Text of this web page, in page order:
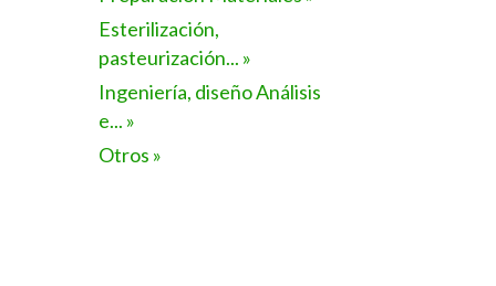
Esterilización,
pasteurización... »
Ingeniería, diseño Análisis
e... »
Otros »